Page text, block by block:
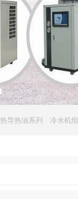
导热油系列 冷水机组